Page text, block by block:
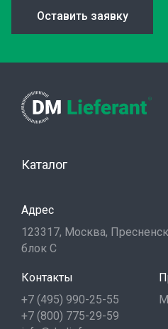
Оставить заявку
Каталог
Адрес
123317, Москва,
блок С
Контакты
+7 (495) 990-25-55
+7 (800) 775-29-59